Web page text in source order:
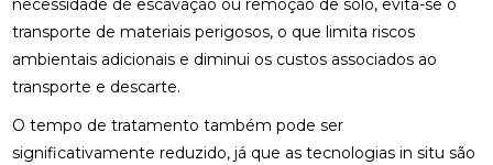
necessidade de escavação ou remoção de solo, evita-se o
transporte de materiais perigosos, o que limita riscos
ambientais adicionais e diminui os custos associados ao
transporte e descarte.
O tempo de tratamento também pode ser
significativamente reduzido, já que as tecnologias in situ são